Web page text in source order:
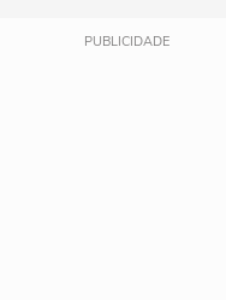
PUBLICIDADE